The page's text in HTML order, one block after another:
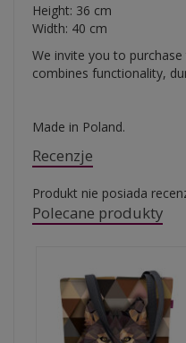
Height: 36 cm
Width: 40 cm
We invite you to
combines functionality,
Made in Poland.
Recenzje
Produkt nie posiada
Polecane produkty